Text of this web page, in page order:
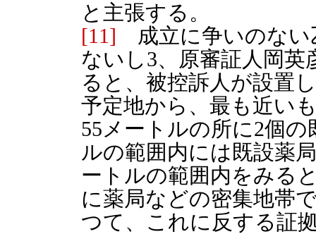
と主張する。
[11] 成立に争いのない
ないし3、原審証人岡英
ると、被控訴人が設置
予定地から、最も近い
55メートルの所に2個
ルの範囲内には既設薬
ートルの範囲内をみる
に薬局などの密集地帯
つて、これに反する証